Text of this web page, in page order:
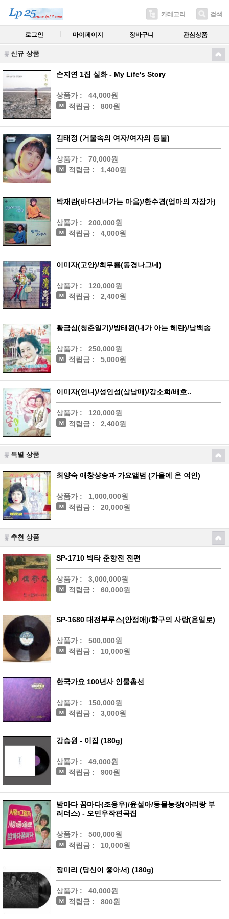
카테고리 검색
로그인 마이페이지 장바구니 관심상품
신규 상품
손지연 1집 실화 - My Life's Story
상품가 :
44,000원
적립금 :
800원
김태정 (거울속의 여자/여자의 등불)
상품가 :
70,000원
적립금 :
1,400원
박재란(바다건너가는 마음)/한수경(엄마의 자장가)
상품가 :
200,000원
적립금 :
4,000원
이미자(고안)/최무룡(동경나그네)
상품가 :
120,000원
적립금 :
2,400원
황금심(청춘일기)/방태원(내가 아는 혜란)/남백송
상품가 :
250,000원
적립금 :
5,000원
이미자(언니)/성인성(삼남매)/강소희/배호..
상품가 :
120,000원
적립금 :
2,400원
특별 상품
최양숙 애창샹송과 가요앨범 (가을에 온 여인)
상품가 :
1,000,000원
적립금 :
20,000원
추천 상품
SP-1710 빅타 춘향전 전편
상품가 :
3,000,000원
적립금 :
60,000원
SP-1680 대전부루스(안정애)/항구의 사랑(윤일로)
상품가 :
500,000원
적립금 :
10,000원
한국가요 100년사 인물총선
상품가 :
150,000원
적립금 :
3,000원
강승원 - 이집 (180g)
상품가 :
49,000원
적립금 :
900원
밤마다 꿈마다(조용우)/윤설아/동물농장(아리랑 부
러더스) - 오민우작편곡집
상품가 :
500,000원
적립금 :
10,000원
장미리 (당신이 좋아서) (180g)
상품가 :
40,000원
적립금 :
800원